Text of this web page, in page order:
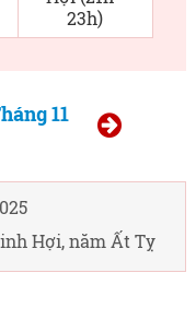
23h)
11
Hợi, năm Ất Tỵ